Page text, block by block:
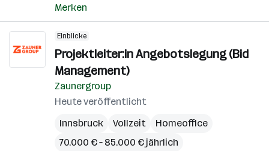
Merken
Einblicke
Projektleiter:in Angebotslegung (Bid
Management)
Zaunergroup
Heute veröffentlicht
Innsbruck
Vollzeit
Homeoffice
70.000 € – 85.000 € jährlich